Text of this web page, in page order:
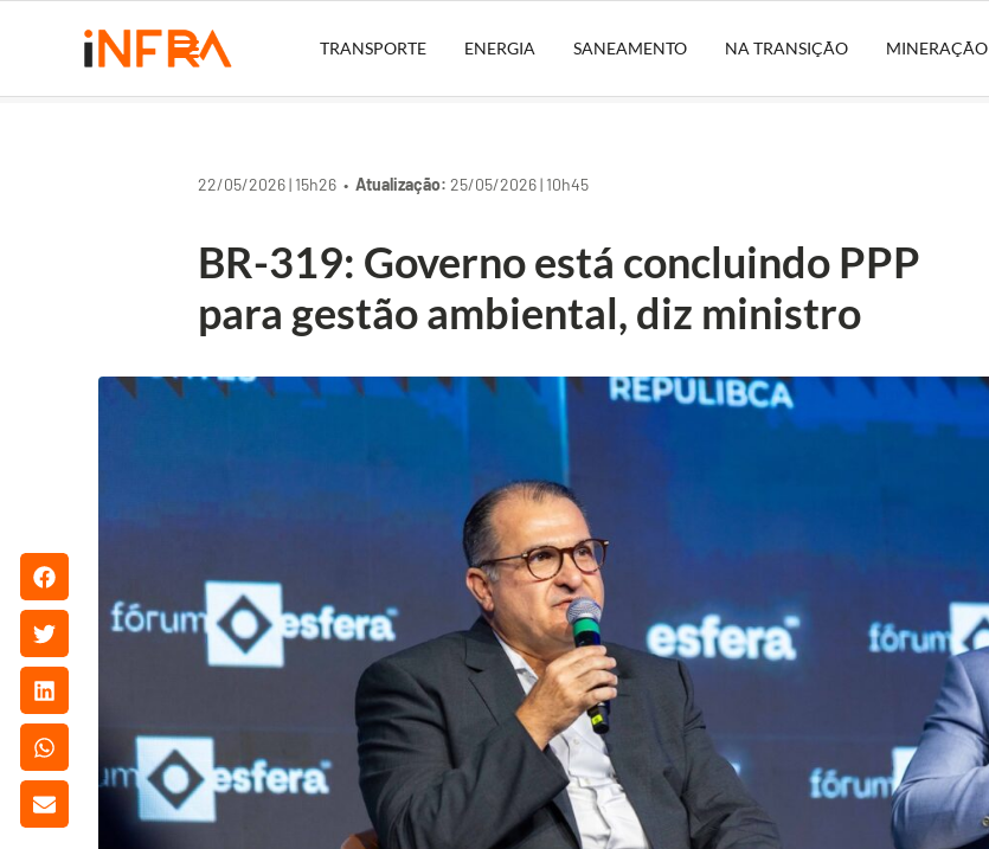
TRANSPORTE ENERGIA SANEAMENTO NA TRANSIÇÃO MINERAÇÃO
22/05/2026 | 15h26 •Atualização: 25/05/2026 | 10h45
BR-319: Governo está concluindo PPP
para gestão ambiental, diz ministro